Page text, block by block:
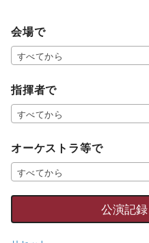
会場で
すべてから
指揮者で
すべてから
オーケストラ等で
すべてから